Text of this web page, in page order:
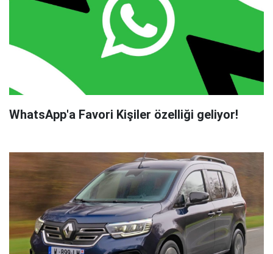
WhatsApp'a Favori Kişiler özelliği geliyor!